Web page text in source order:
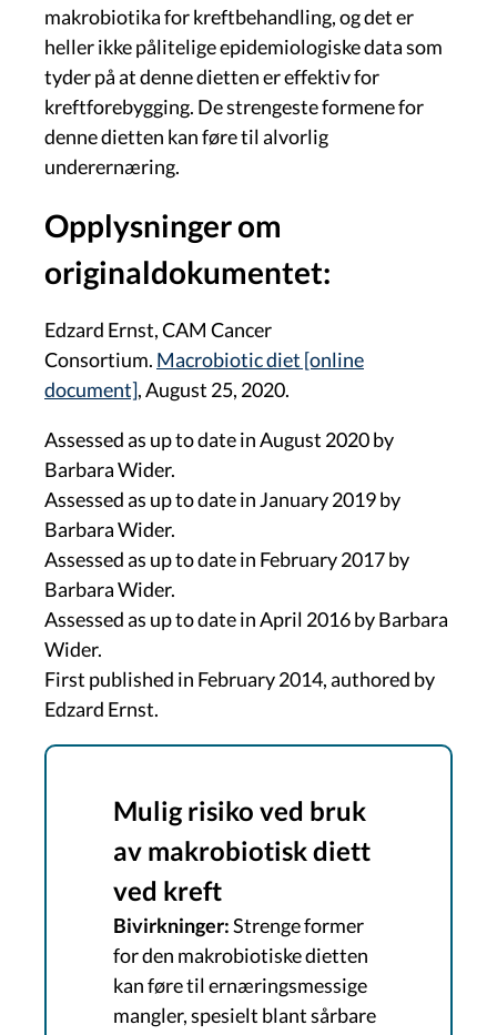
makrobiotika for kreftbehandling, og det er
heller ikke pålitelige epidemiologiske data som
tyder på at denne dietten er effektiv for
kreftforebygging. De strengeste formene for
denne dietten kan føre til alvorlig
underernæring.
Opplysninger om
originaldokumentet:
Edzard Ernst, CAM Cancer
Consortium. Macrobiotic diet [online
document], August 25, 2020.
Assessed as up to date in August 2020 by
Barbara Wider.
Assessed as up to date in January 2019 by
Barbara Wider.
Assessed as up to date in February 2017 by
Barbara Wider.
Assessed as up to date in April 2016 by Barbara
Wider.
First published in February 2014, authored by
Edzard Ernst.
Mulig risiko ved bruk
av makrobiotisk diett
ved kreft
Bivirkninger:​​​​Strenge former
for den makrobiotiske dietten
kan føre til ernæringsmessige
mangler, spesielt blant sårbare